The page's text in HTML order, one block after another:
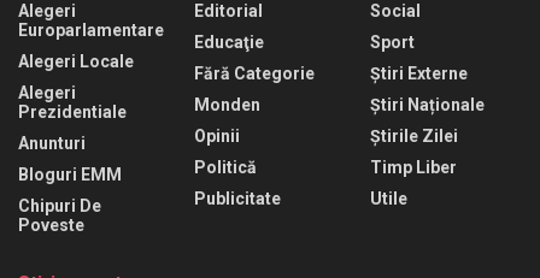
Alegeri
Europarlamentare
Alegeri Locale
Alegeri
Prezidentiale
Anunturi
Bloguri EMM
Chipuri De
Poveste
Editorial
Educaţie
Fără Categorie
Monden
Opinii
Politică
Publicitate
Social
Sport
Știri Externe
Știri Naționale
Știrile Zilei
Timp Liber
Utile